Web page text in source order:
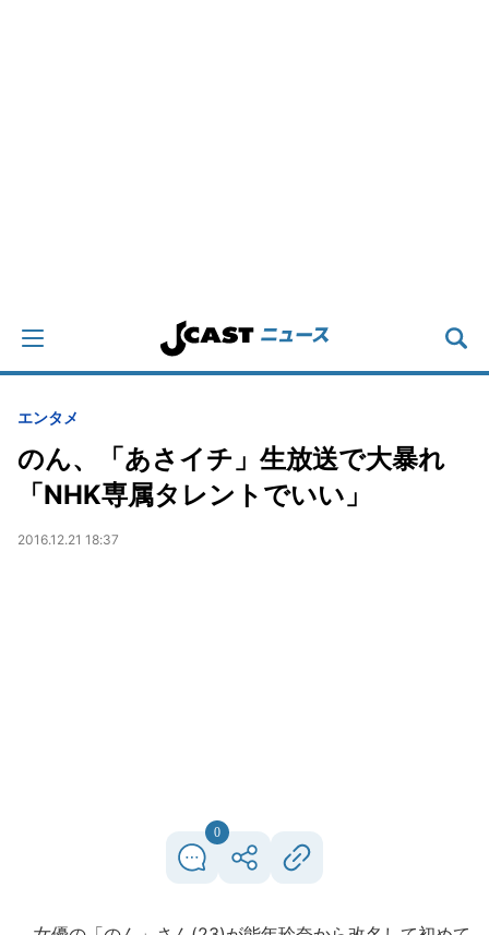
エンタメ
のん、「あさイチ」生放送で大暴れ
「NHK専属タレントでいい」
2016.12.21 18:37
0